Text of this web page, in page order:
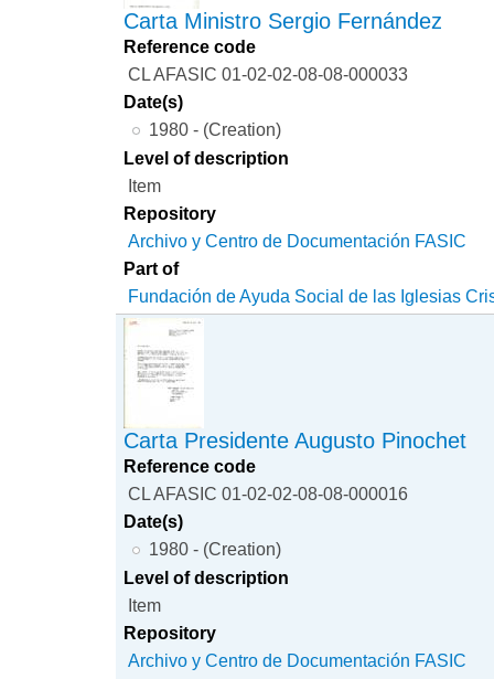
Carta Ministro Sergio Fernández
Reference code
CL AFASIC 01-02-02-08-08-000033
Date(s)
1980 - (Creation)
Level of description
Item
Repository
Archivo y Centro de Documentación FASIC
Part of
Fundación de Ayuda Social de las Iglesias
Carta Presidente Augusto Pinochet
Reference code
CL AFASIC 01-02-02-08-08-000016
Date(s)
1980 - (Creation)
Level of description
Item
Repository
Archivo y Centro de Documentación FASIC